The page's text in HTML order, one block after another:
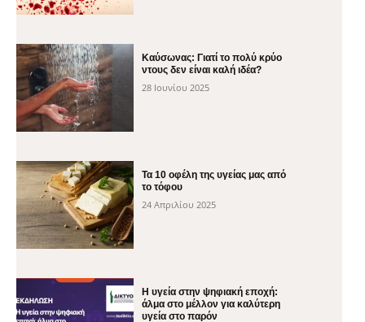
Καύσωνας: Γιατί το πολύ κρύο
ντους δεν είναι καλή ιδέα?
28 Ιουνίου 2025
Τα 10 οφέλη της υγείας μας από
το τόφου
24 Απριλίου 2025
H υγεία στην ψηφιακή εποχή:
άλμα στο μέλλον για καλύτερη
υγεία στο παρόν